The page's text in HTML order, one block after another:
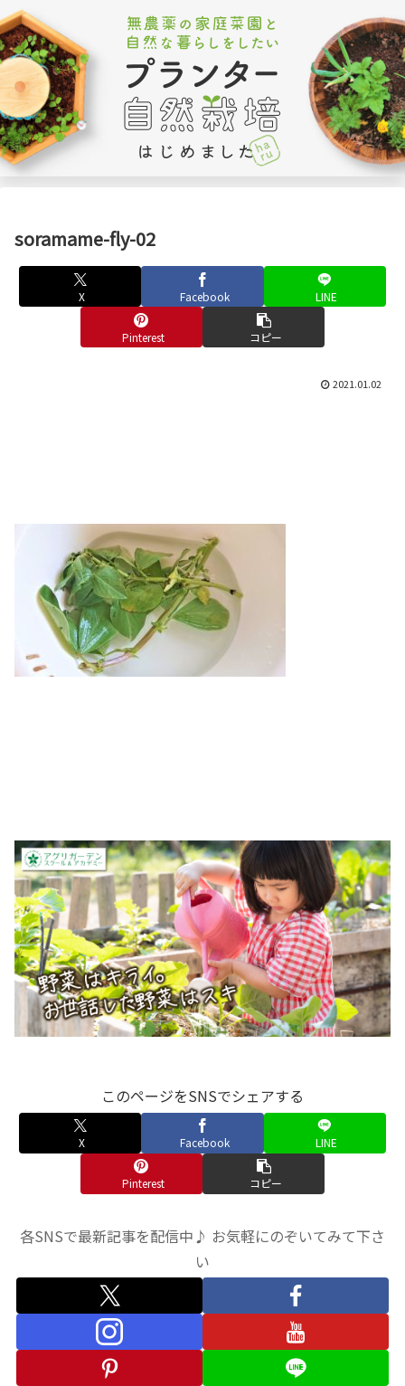
soramame-fly-02
X Facebook LINE
Pinterest コピー
2021.01.02
このページをSNSでシェアする
X Facebook LINE
Pinterest コピー
各SNSで最新記事を配信中♪ お気軽にのぞいてみて下さ
い